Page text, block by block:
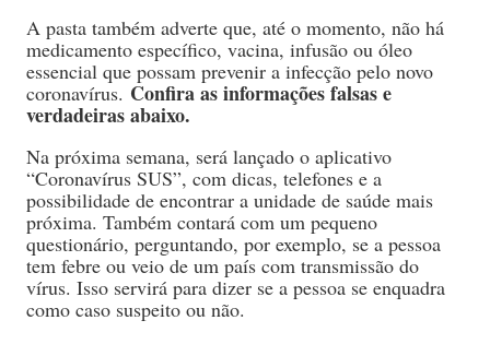
A pasta também adverte que, até o momento, não há
medicamento específico, vacina, infusão ou óleo
essencial que possam prevenir a infecção pelo novo
coronavírus. Confira as informações falsas e
verdadeiras abaixo.
Na próxima semana, será lançado o aplicativo
“Coronavírus SUS”, com dicas, telefones e a
possibilidade de encontrar a unidade de saúde mais
próxima. Também contará com um pequeno
questionário, perguntando, por exemplo, se a pessoa
tem febre ou veio de um país com transmissão do
vírus. Isso servirá para dizer se a pessoa se enquadra
como caso suspeito ou não.